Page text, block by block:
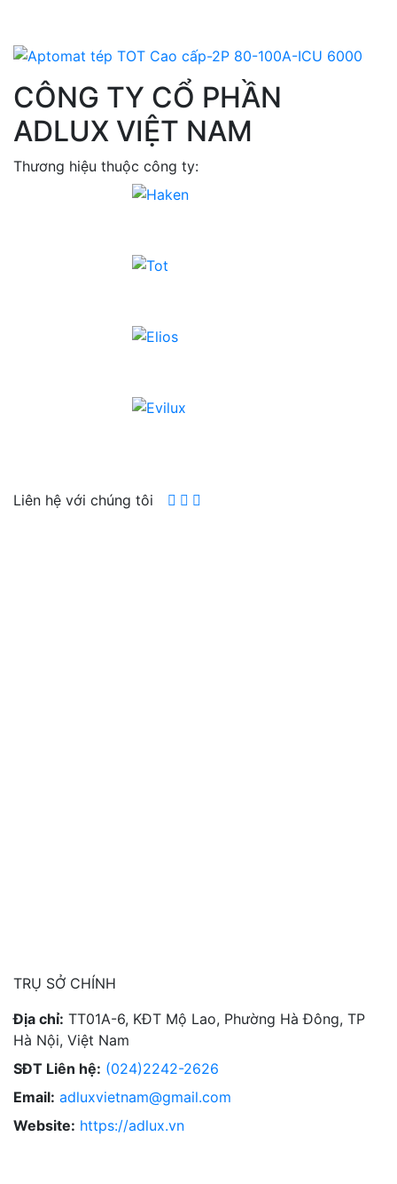
CÔNG TY CỔ PHẦN
ADLUX VIỆT NAM
Thương hiệu thuộc công ty:
Liên hệ với chúng tôi
TRỤ SỞ CHÍNH
Địa chỉ: TT01A-6, KĐT Mộ Lao, Phường Hà Đông, TP
Hà Nội, Việt Nam
SĐT Liên hệ: (024)2242-2626
Email: adluxvietnam@gmail.com
Website: https://adlux.vn